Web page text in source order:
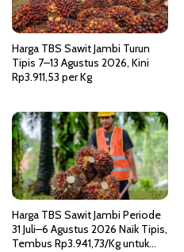
Harga TBS Sawit Jambi Turun
Tipis 7–13 Agustus 2026, Kini
Rp3.911,53 per Kg
Harga TBS Sawit Jambi Periode
31 Juli–6 Agustus 2026 Naik Tipis,
Tembus Rp3.941,73/Kg untuk